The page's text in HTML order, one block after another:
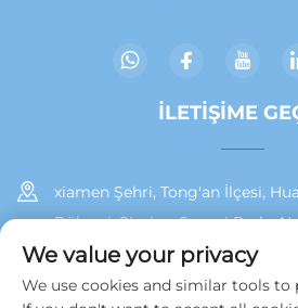
İLETIŞIME
xiamen Şehri, Tong'an İlçesi,
Bölgesi, Siming Sanayi Parkı,
+86
We value your privacy
We use cookies and similar tools to